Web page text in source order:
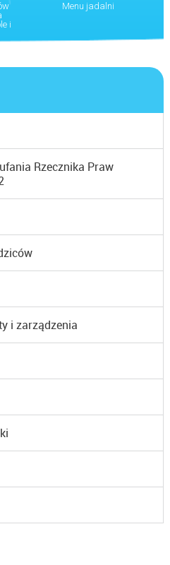
i
Menu jadalni
Rzecznika Praw
i zarządzenia